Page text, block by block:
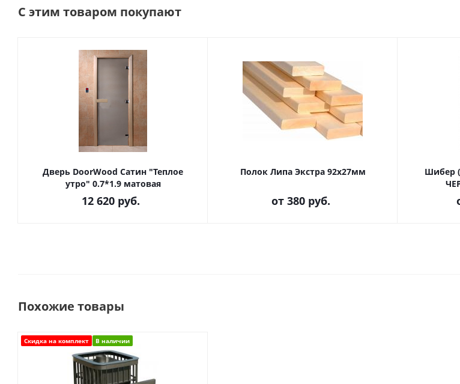
С этим товаром покупают
Дверь DoorWood Сатин "Теплое
утро" 0.7*1.9 матовая
12 620 руб.
Полок Липа Экстра 92х27мм
от 380 руб.
Шибер
Похожие товары
Скидка на комплект В наличии